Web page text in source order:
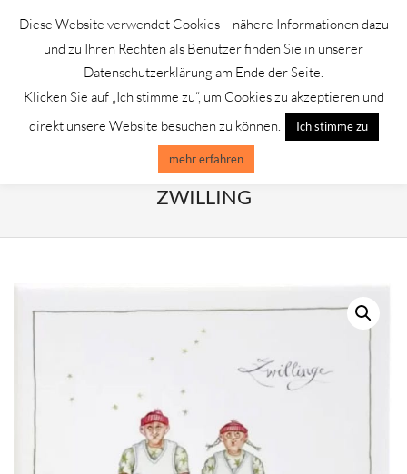
content GALERIE CHROMIK
Primary
Navigation
CHRISTINA THRÄN STERNZEICHEN
ZWILLING
Diese Website verwendet Cookies – nähere Informationen dazu
und zu Ihren Rechten als Benutzer finden Sie in unserer
Datenschutzerklärung am Ende der Seite.
Klicken Sie auf „Ich stimme zu“, um Cookies zu akzeptieren und
direkt unsere Website besuchen zu können.
Ich stimme zu
mehr erfahren